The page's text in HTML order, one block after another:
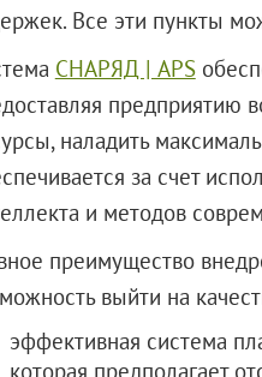
Все эти пункты
СНАРЯД | APS
предприятию
наладить
за счет
и методов
преимущество
выйти на
эффективная система
которая предполагает